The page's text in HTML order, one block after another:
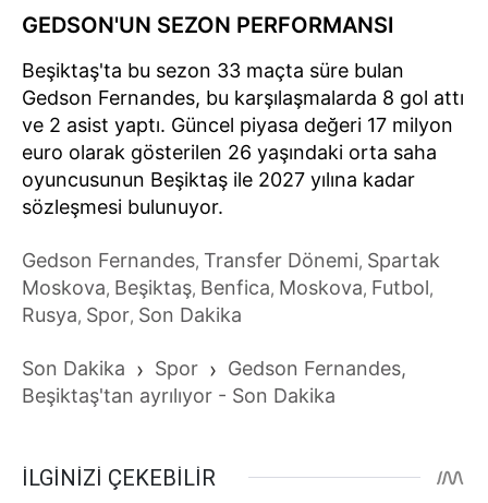
GEDSON'UN SEZON PERFORMANSI
Beşiktaş'ta bu sezon 33 maçta süre bulan
Gedson Fernandes, bu karşılaşmalarda 8 gol attı
ve 2 asist yaptı. Güncel piyasa değeri 17 milyon
euro olarak gösterilen 26 yaşındaki orta saha
oyuncusunun Beşiktaş ile 2027 yılına kadar
sözleşmesi bulunuyor.
Gedson Fernandes, Transfer Dönemi, Spartak
Moskova, Beşiktaş, Benfica, Moskova, Futbol,
Rusya, Spor, Son Dakika
Son Dakika › Spor › Gedson Fernandes,
Beşiktaş'tan ayrılıyor - Son Dakika